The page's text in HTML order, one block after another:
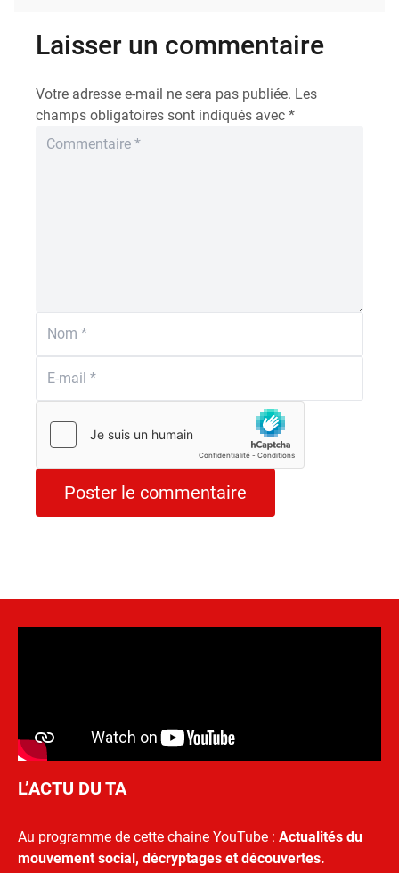
Laisser un commentaire
Votre adresse e-mail ne sera pas publiée. Les
champs obligatoires sont indiqués avec *
L’ACTU DU TA
Au programme de cette chaine YouTube : Actualités du
mouvement social, décryptages et découvertes.